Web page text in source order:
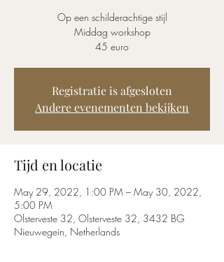
Op een schilderachtige stijl
Middag workshop
45 euro
Registratie is afgesloten
Andere evenementen bekijken
Tijd en locatie
May 29, 2022, 1:00 PM – May 30, 2022,
5:00 PM
Olsterveste 32, Olsterveste 32, 3432 BG
Nieuwegein, Netherlands